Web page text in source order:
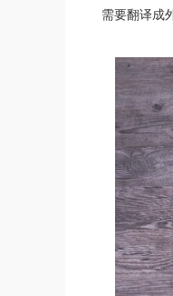
需要翻译成